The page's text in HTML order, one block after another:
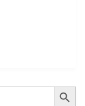
Botón de